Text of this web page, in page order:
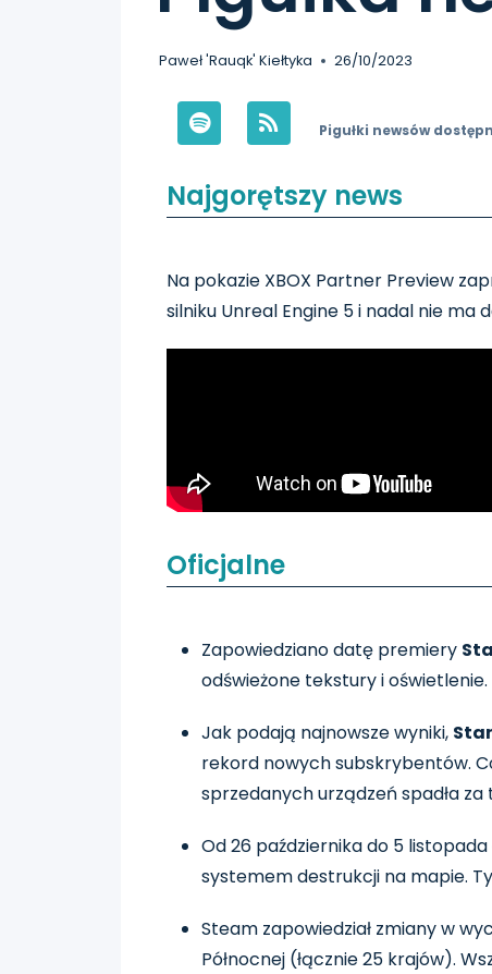
Paweł 'Rauqk' Kiełtyka 26/10/2023
Pigułki newsów
Najgorętszy news
Na pokazie XBOX Partner Preview
silniku Unreal Engine 5 i nadal nie ma
Oficjalne
Zapowiedziano datę premiery
odświeżone tekstury i
Jak podają najnowsze wyniki,
rekord nowych subskrybentów.
sprzedanych urządzeń spadła za
Od 26 października do 5
systemem destrukcji na mapie.
Steam zapowiedział zmiany w
Północnej (łącznie 25 krajów).